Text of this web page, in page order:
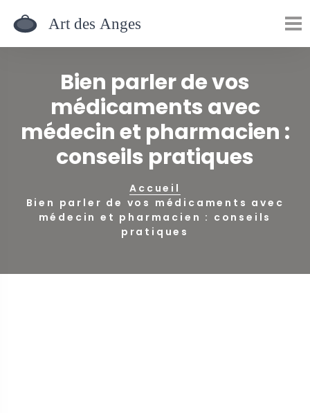
Bien parler de vos
médicaments avec
médecin et pharmacien :
conseils pratiques
Accueil
Bien parler de vos médicaments avec
médecin et pharmacien : conseils
pratiques